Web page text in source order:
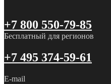
+7 800 550-79-85
Бесплатный для регионов
+7 495 374-59-61
E-mail